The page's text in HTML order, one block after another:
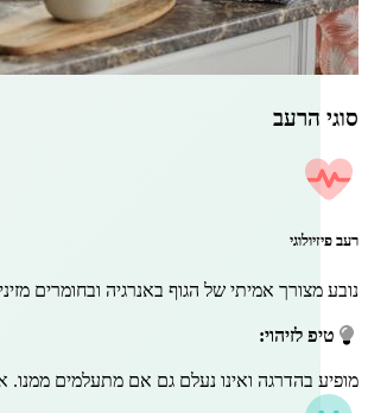
סוגי הרעב
רעב פיזיולוגי
נובע מצורך אמיתי של הגוף באנרגיה ובחומרים
טיפ לזיהוי:
מופיע בהדרגה ואינו נעלם גם אם מתעלמים ממנו.